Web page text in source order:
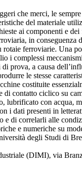
che merci, le
del materiale
ai componenti e
in
rotaie ferroviarie. Una
i complessi
di prova, a causa
le stesse
costituite
di contatto ciclico su
lubrificato con acqua,
i dati presenti in
e di correlarli alle
e numeriche su
degli Studi di
(DIMI), via